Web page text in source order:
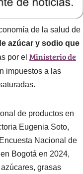
de la salud de
azúcar y sodio que
por el Ministerio de
impuestos a las
de productos en
Eugenia Soto,
Nacional de
Bogotá en 2024,
grasas